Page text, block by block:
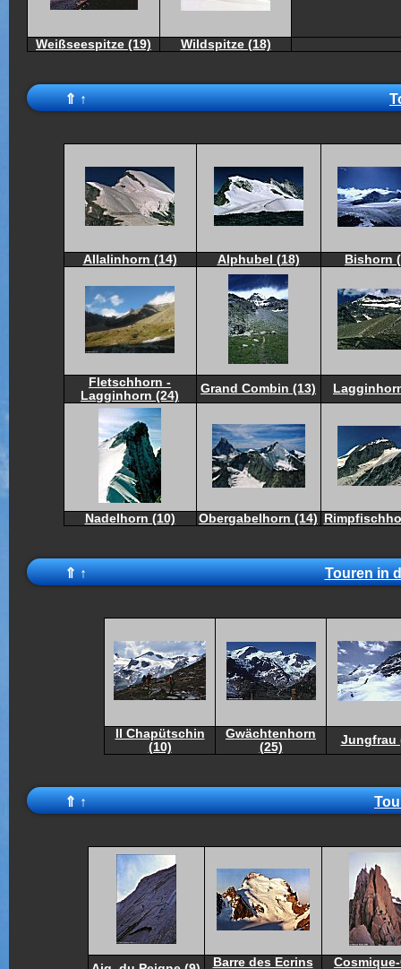
Weißseespitze (19) Wildspitze (18)
⇑ ↑
Allalinhorn (14) Alphubel (18) Bishorn
Fletschhorn -
Lagginhorn (24)
Grand Combin (13)
Nadelhorn (10) Obergabelhorn (14)
⇑ ↑ Touren in
Il Chapütschin
(10)
Gwächtenhorn
(25)
Jungfrau
⇑ ↑
Barre des Ecrins